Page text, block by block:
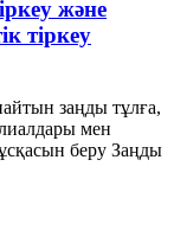
және
тіркеу
заңды тұлға,
мен
беру Заңды